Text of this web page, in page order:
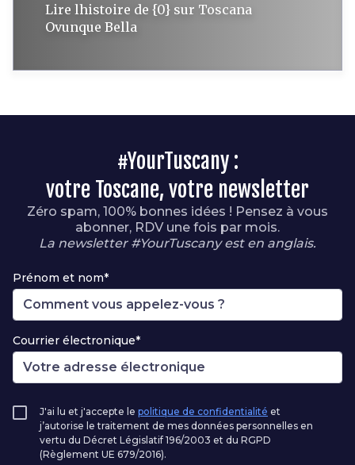
Lire lhistoire de {0} sur Toscana
Ovunque Bella
#YourTuscany :
votre Toscane, votre newsletter
Zéro spam, 100% bonnes idées ! Pensez à vous
abonner, RDV une fois par mois.
La newsletter #YourTuscany est en anglais.
Prénom et nom*
Courrier électronique*
J'ai lu et j'accepte le politique de confidentialité et
j’autorise le traitement de mes données personnelles en
vertu du Décret Législatif 196/2003 et du RGPD
(Règlement UE 679/2016).